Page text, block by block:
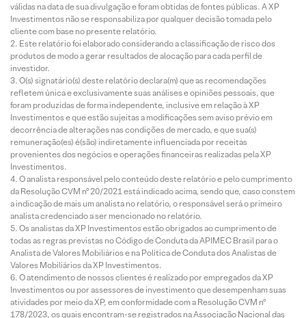
válidas na data de sua divulgação e foram obtidas de fontes públicas. A XP
Investimentos não se responsabiliza por qualquer decisão tomada pelo
cliente com base no presente relatório.
Este relatório foi elaborado considerando a classificação de risco dos
produtos de modo a gerar resultados de alocação para cada perfil de
investidor.
O(s) signatário(s) deste relatório declara(m) que as recomendações
refletem única e exclusivamente suas análises e opiniões pessoais, que
foram produzidas de forma independente, inclusive em relação à XP
Investimentos e que estão sujeitas a modificações sem aviso prévio em
decorrência de alterações nas condições de mercado, e que sua(s)
remuneração(es) é(são) indiretamente influenciada por receitas
provenientes dos negócios e operações financeiras realizadas pela XP
Investimentos.
O analista responsável pelo conteúdo deste relatório e pelo cumprimento
da Resolução CVM nº 20/2021 está indicado acima, sendo que, caso constem
a indicação de mais um analista no relatório, o responsável será o primeiro
analista credenciado a ser mencionado no relatório.
Os analistas da XP Investimentos estão obrigados ao cumprimento de
todas as regras previstas no Código de Conduta da APIMEC Brasil para o
Analista de Valores Mobiliários e na Política de Conduta dos Analistas de
Valores Mobiliários da XP Investimentos.
O atendimento de nossos clientes é realizado por empregados da XP
Investimentos ou por assessores de investimento que desempenham suas
atividades por meio da XP, em conformidade com a Resolução CVM nº
178/2023, os quais encontram-se registrados na Associação Nacional das